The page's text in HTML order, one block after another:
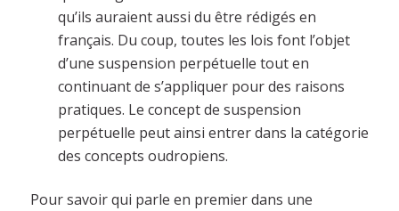
qu’ils auraient aussi du être rédigés en
français. Du coup, toutes les lois font l’objet
d’une suspension perpétuelle tout en
continuant de s’appliquer pour des raisons
pratiques. Le concept de suspension
perpétuelle peut ainsi entrer dans la catégorie
des concepts oudropiens.
Pour savoir qui parle en premier dans une